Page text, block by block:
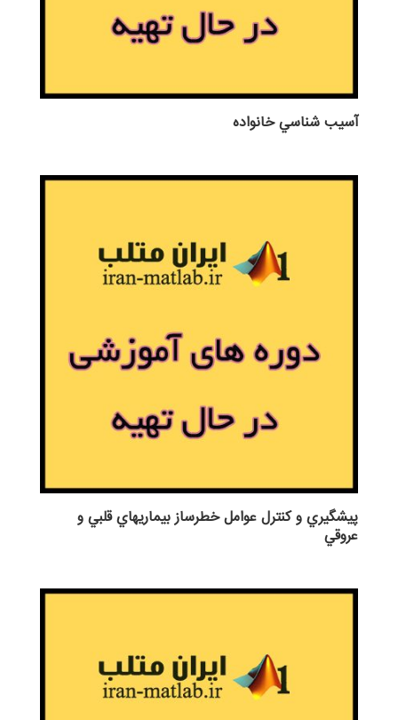
آسيب شناسي خانواده
پيشگيري و كنترل عوامل خطرساز بيماريهاي قلبي و
عروقي